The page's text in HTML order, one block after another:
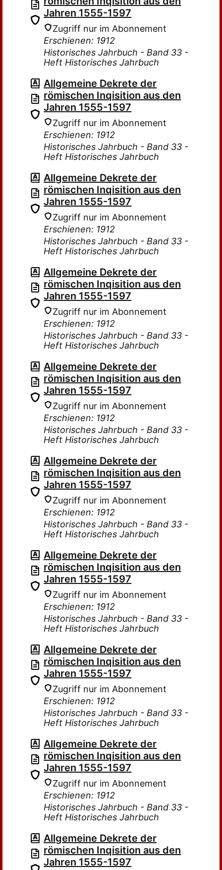
Jahren 1555-1597
Zugriff nur im Abonnement
Erschienen: 1912
Historisches Jahrbuch - Band 33 -
Heft Historisches Jahrbuch
Allgemeine Dekrete der
römischen Inqisition aus den
Jahren 1555-1597
Zugriff nur im Abonnement
Erschienen: 1912
Historisches Jahrbuch - Band 33 -
Heft Historisches Jahrbuch
Allgemeine Dekrete der
römischen Inqisition aus den
Jahren 1555-1597
Zugriff nur im Abonnement
Erschienen: 1912
Historisches Jahrbuch - Band 33 -
Heft Historisches Jahrbuch
Allgemeine Dekrete der
römischen Inqisition aus den
Jahren 1555-1597
Zugriff nur im Abonnement
Erschienen: 1912
Historisches Jahrbuch - Band 33 -
Heft Historisches Jahrbuch
Allgemeine Dekrete der
römischen Inqisition aus den
Jahren 1555-1597
Zugriff nur im Abonnement
Erschienen: 1912
Historisches Jahrbuch - Band 33 -
Heft Historisches Jahrbuch
Allgemeine Dekrete der
römischen Inqisition aus den
Jahren 1555-1597
Zugriff nur im Abonnement
Erschienen: 1912
Historisches Jahrbuch - Band 33 -
Heft Historisches Jahrbuch
Allgemeine Dekrete der
römischen Inqisition aus den
Jahren 1555-1597
Zugriff nur im Abonnement
Erschienen: 1912
Historisches Jahrbuch - Band 33 -
Heft Historisches Jahrbuch
Allgemeine Dekrete der
römischen Inqisition aus den
Jahren 1555-1597
Zugriff nur im Abonnement
Erschienen: 1912
Historisches Jahrbuch - Band 33 -
Heft Historisches Jahrbuch
Allgemeine Dekrete der
römischen Inqisition aus den
Jahren 1555-1597
Zugriff nur im Abonnement
Erschienen: 1912
Historisches Jahrbuch - Band 33 -
Heft Historisches Jahrbuch
Allgemeine Dekrete der
römischen Inqisition aus den
Jahren 1555-1597